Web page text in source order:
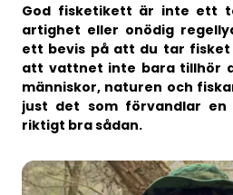
English
Español
Italiano
Magyar
Blogg
Om appen
God fisketikett är inte ett
artighet eller onödig
ett bevis på att du tar
att vattnet inte bara tillhör
människor, naturen och
just det som förvandlar
riktigt bra sådan.